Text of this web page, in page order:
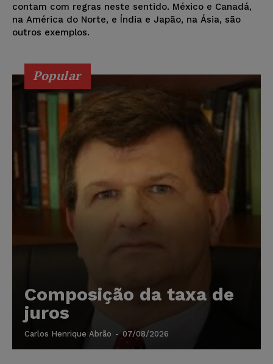
contam com regras neste sentido. México e Canadá,
na América do Norte, e Índia e Japão, na Ásia, são
outros exemplos.
Popular
Composição da taxa de
juros
Carlos Henrique Abrão - 07/08/2026